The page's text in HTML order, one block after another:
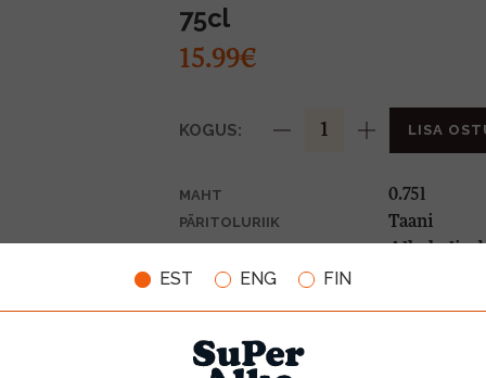
EST ENG FIN
75cl
15.99€
KOGUS: LISA
MAHT 0.75l
PÄRITOLURIIK Taani
PANT
KOGUS KASTIS